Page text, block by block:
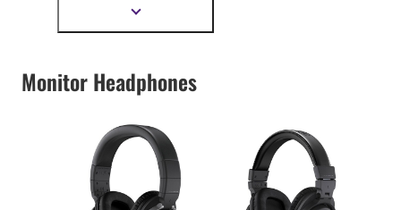
音的旗艦款耳機。
顯
示
資
訊
Monitor Headphones